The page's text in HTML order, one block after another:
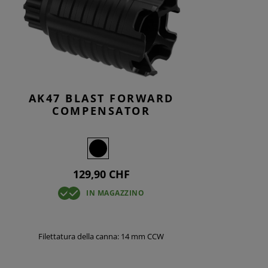
A PISTOLA
AK47 BLAST FORWARD
COMPENSATOR
129,90 CHF
IN MAGAZZINO
Filettatura della canna: 14 mm CCW